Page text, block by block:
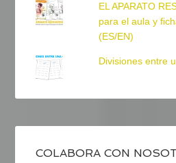
EL APARATO
para el aula y
(ES/EN)
Divisiones entre
COLABORA CON